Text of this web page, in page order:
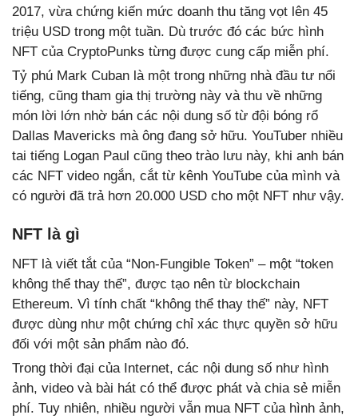
2017, vừa chứng kiến mức doanh thu tăng vọt lên 45
triệu USD trong một tuần. Dù trước đó các bức hình
NFT của CryptoPunks từng được cung cấp miễn phí.
Tỷ phú Mark Cuban là một trong những nhà đầu tư nổi
tiếng, cũng tham gia thị trường này và thu về những
món lời lớn nhờ bán các nội dung số từ đội bóng rổ
Dallas Mavericks mà ông đang sở hữu. YouTuber nhiều
tai tiếng Logan Paul cũng theo trào lưu này, khi anh bán
các NFT video ngắn, cắt từ kênh YouTube của mình và
có người đã trả hơn 20.000 USD cho một NFT như vậy.
NFT là gì
NFT là viết tắt của “Non-Fungible Token” – một “token
không thể thay thế”, được tạo nên từ blockchain
Ethereum. Vì tính chất “không thể thay thế” này, NFT
được dùng như một chứng chỉ xác thực quyền sở hữu
đối với một sản phẩm nào đó.
Trong thời đại của Internet, các nội dung số như hình
ảnh, video và bài hát có thể được phát và chia sẻ miễn
phí. Tuy nhiên, nhiều người vẫn mua NFT của hình ảnh,